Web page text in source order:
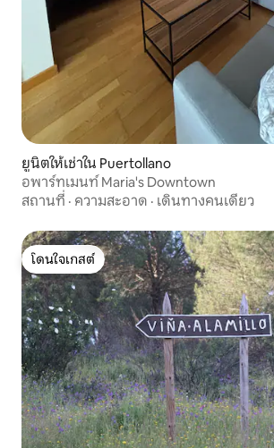
ยูนิตให้เช่าใน Puertollano
อพาร์ทเมนท์ Maria's Downtown
สถานที่ · ความสะอาด · เดินทางคนเดียว
โดนใจเกสต์
โดนใจเกสต์